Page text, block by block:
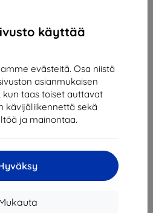
käyttää
evästeitä. Osa niistä
asianmukaisen
taas toiset auttavat
kävijäliikennettä sekä
ja mainontaa.
AIRTAG SMOKE BLACK
tekniset tiedot